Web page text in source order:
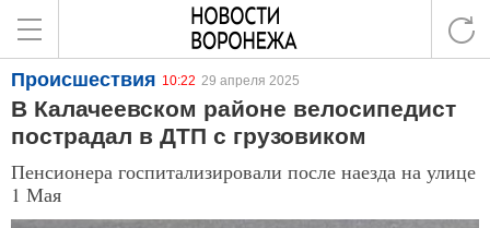
Происшествия 10:22 29 апреля 2025
В Калачеевском районе велосипедист
пострадал в ДТП с грузовиком
Пенсионера госпитализировали после наезда на улице
1 Мая